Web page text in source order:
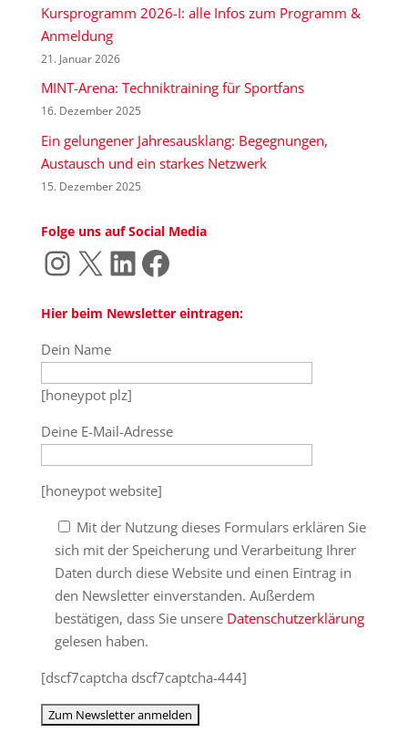
Kursprogramm 2026-I: alle Infos zum Programm &
Anmeldung
21. Januar 2026
MINT-Arena: Techniktraining für Sportfans
16. Dezember 2025
Ein gelungener Jahresausklang: Begegnungen,
Austausch und ein starkes Netzwerk
15. Dezember 2025
Folge uns auf Social Media
Instagram
X LinkedIn
Facebook
Hier beim Newsletter eintragen:
Dein Name
[honeypot plz]
Deine E-Mail-Adresse
[honeypot website]
Mit der Nutzung dieses Formulars erklären Sie
sich mit der Speicherung und Verarbeitung Ihrer
Daten durch diese Website und einen Eintrag in
den Newsletter einverstanden. Außerdem
bestätigen, dass Sie unsere Datenschutzerklärung
gelesen haben.
[dscf7captcha dscf7captcha-444]